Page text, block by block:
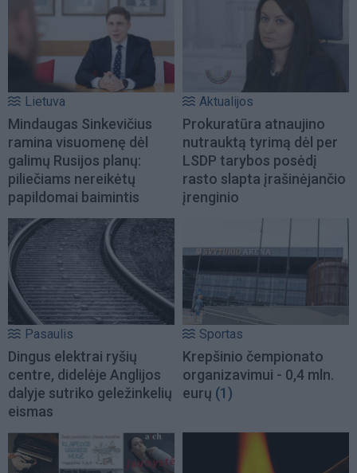
Lietuva
Mindaugas Sinkevičius
ramina visuomenę dėl
galimų Rusijos planų:
piliečiams nereikėtų
papildomai baimintis
Aktualijos
Prokuratūra atnaujino
nutrauktą tyrimą dėl per
LSDP tarybos posėdį
rasto slapta įrašinėjančio
įrenginio
Pasaulis
Dingus elektrai ryšių
centre, didelėje Anglijos
dalyje sutriko geležinkelių
eismas
Sportas
Krepšinio čempionato
organizavimui - 0,4 mln.
eurų (1)